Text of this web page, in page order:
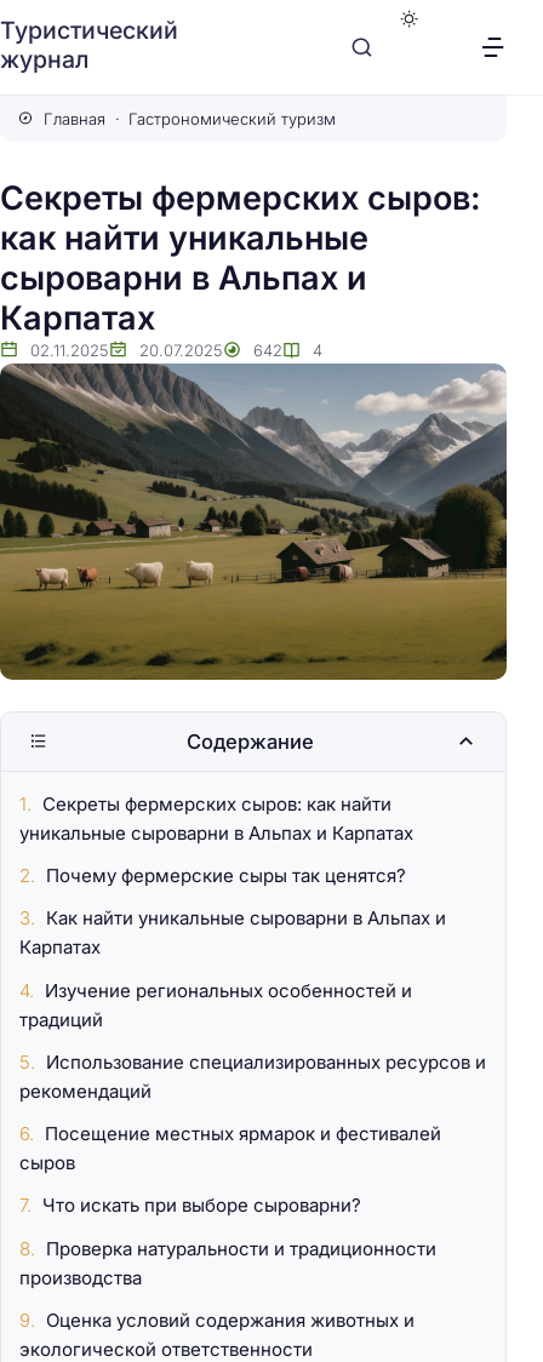
Туристический
журнал
Главная Гастрономический туризм
Секреты фермерских сыров:
как найти уникальные
сыроварни в Альпах и
Карпатах
02.11.2025 20.07.2025 642 4
Содержание
Секреты фермерских сыров: как найти
уникальные сыроварни в Альпах и Карпатах
Почему фермерские сыры так ценятся?
Как найти уникальные сыроварни в Альпах и
Карпатах
Изучение региональных особенностей и
традиций
Использование специализированных ресурсов и
рекомендаций
Посещение местных ярмарок и фестивалей
сыров
Что искать при выборе сыроварни?
Проверка натуральности и традиционности
производства
Оценка условий содержания животных и
экологической ответственности